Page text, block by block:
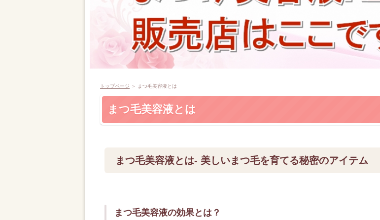
トップページ ＞ まつ毛美容液とは
まつ毛美容液とは
まつ毛美容液とは- 美しいまつ毛を育てる秘密のアイテム
まつ毛美容液の効果とは？